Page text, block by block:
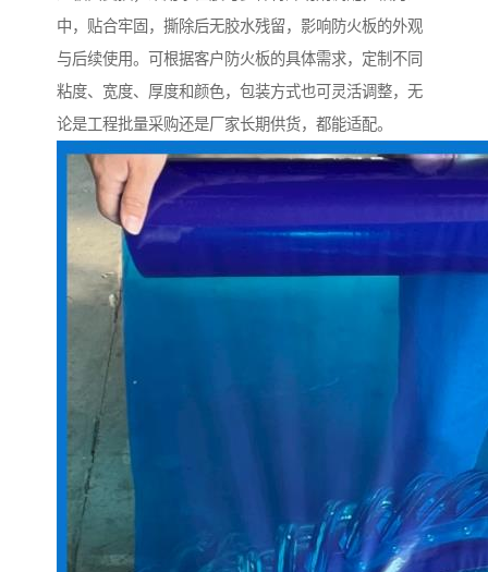
中，贴合牢固，撕除后无胶水残留，影响防火板的外观
与后续使用。可根据客户防火板的具体需求，定制不同
粘度、宽度、厚度和颜色，包装方式也可灵活调整，无
论是工程批量采购还是厂家长期供货，都能适配。